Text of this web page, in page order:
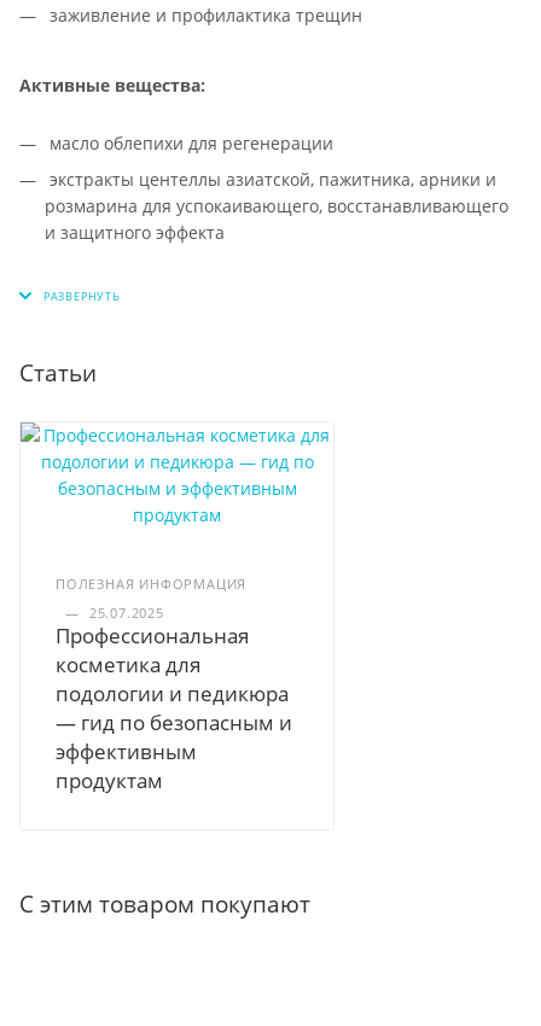
заживление и профилактика трещин
Активные вещества:
масло облепихи для регенерации
экстракты центеллы азиатской, пажитника, арники и
розмарина для успокаивающего, восстанавливающего
и защитного эффекта
Статьи
ПОЛЕЗНАЯ ИНФОРМАЦИЯ
—
25.07.2025
Профессиональная
косметика для
подологии и педикюра
— гид по безопасным и
эффективным
продуктам
С этим товаром покупают